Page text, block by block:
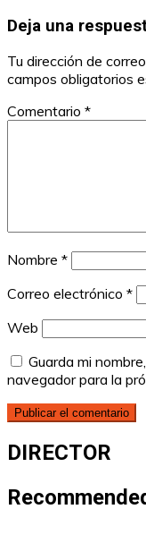
Deja una
Tu dirección de
campos obligatorios
Comentario *
Nombre *
Correo electrónico *
Web
Guarda mi
navegador para la
DIRECTOR